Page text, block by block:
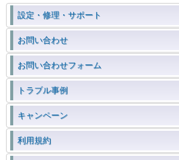
設定・修理・サポート
お問い合わせ
お問い合わせフォーム
トラブル事例
キャンペーン
利用規約